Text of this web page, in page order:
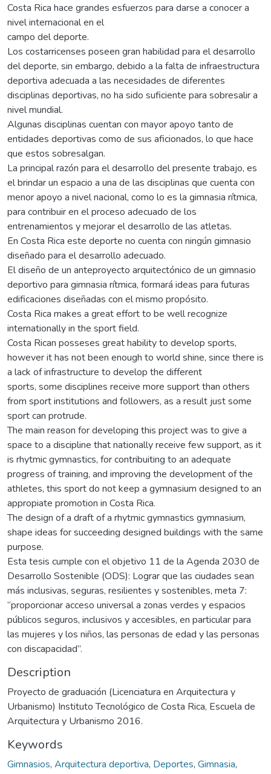
Costa Rica hace grandes esfuerzos para darse a conocer a
nivel internacional en el
campo del deporte.
Los costarricenses poseen gran habilidad para el desarrollo
del deporte, sin embargo, debido a la falta de infraestructura
deportiva adecuada a las necesidades de diferentes
disciplinas deportivas, no ha sido suficiente para sobresalir a
nivel mundial.
Algunas disciplinas cuentan con mayor apoyo tanto de
entidades deportivas como de sus aficionados, lo que hace
que estos sobresalgan.
La principal razón para el desarrollo del presente trabajo, es
el brindar un espacio a una de las disciplinas que cuenta con
menor apoyo a nivel nacional, como lo es la gimnasia rítmica,
para contribuir en el proceso adecuado de los
entrenamientos y mejorar el desarrollo de las atletas.
En Costa Rica este deporte no cuenta con ningún gimnasio
diseñado para el desarrollo adecuado.
El diseño de un anteproyecto arquitectónico de un gimnasio
deportivo para gimnasia rítmica, formará ideas para futuras
edificaciones diseñadas con el mismo propósito.
Costa Rica makes a great effort to be well recognize
internationally in the sport field.
Costa Rican posseses great hability to develop sports,
however it has not been enough to world shine, since there is
a lack of infrastructure to develop the different
sports, some disciplines receive more support than others
from sport institutions and followers, as a result just some
sport can protrude.
The main reason for developing this project was to give a
space to a discipline that nationally receive few support, as it
is rhytmic gymnastics, for contribuiting to an adequate
progress of training, and improving the development of the
athletes, this sport do not keep a gymnasium designed to an
appropiate promotion in Costa Rica.
The design of a draft of a rhytmic gymnastics gymnasium,
shape ideas for succeeding designed buildings with the same
purpose.
Esta tesis cumple con el objetivo 11 de la Agenda 2030 de
Desarrollo Sostenible (ODS): Lograr que las ciudades sean
más inclusivas, seguras, resilientes y sostenibles, meta 7:
“proporcionar acceso universal a zonas verdes y espacios
públicos seguros, inclusivos y accesibles, en particular para
las mujeres y los niños, las personas de edad y las personas
con discapacidad”.
Description
Proyecto de graduación (Licenciatura en Arquitectura y
Urbanismo) Instituto Tecnológico de Costa Rica, Escuela de
Arquitectura y Urbanismo 2016.
Keywords
Gimnasios, Arquitectura deportiva, Deportes, Gimnasia,